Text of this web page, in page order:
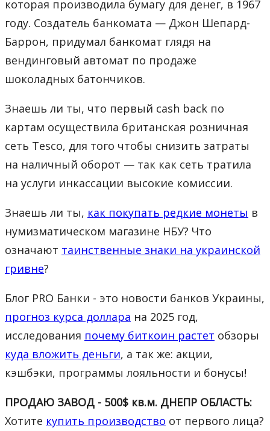
которая производила бумагу для денег, в 1967
году. Создатель банкомата — Джон Шепард-
Баррон, придумал банкомат глядя на
вендинговый автомат по продаже
шоколадных батончиков.
Знаешь ли ты, что первый cash back по
картам осуществила британская розничная
сеть Tesco, для того чтобы снизить затраты
на наличный оборот — так как сеть тратила
на услуги инкассации высокие комиссии.
Знаешь ли ты, как покупать редкие монеты в
нумизматическом магазине НБУ? Что
означают таинственные знаки на украинской
гривне?
Блог PRO Банки - это новости банков Украины,
прогноз курса доллара на 2025 год,
исследования почему биткоин растет обзоры
куда вложить деньги, а так же: акции,
кэшбэки, программы лояльности и бонусы!
ПРОДАЮ ЗАВОД - 500$ кв.м. ДНЕПР ОБЛАСТЬ:
Хотите купить производство от первого лица?